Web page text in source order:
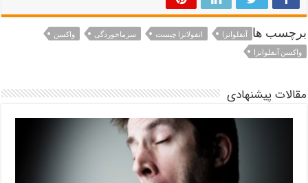
برچسب ها آنفلوانزا انفولانزا چیست سرماخوردگی
واکسن
واکسن آنفلوانزا
مقالات پیشنهادی